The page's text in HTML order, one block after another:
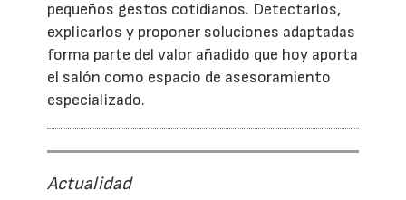
pequeños gestos cotidianos. Detectarlos,
explicarlos y proponer soluciones adaptadas
forma parte del valor añadido que hoy aporta
el salón como espacio de asesoramiento
especializado.
Actualidad